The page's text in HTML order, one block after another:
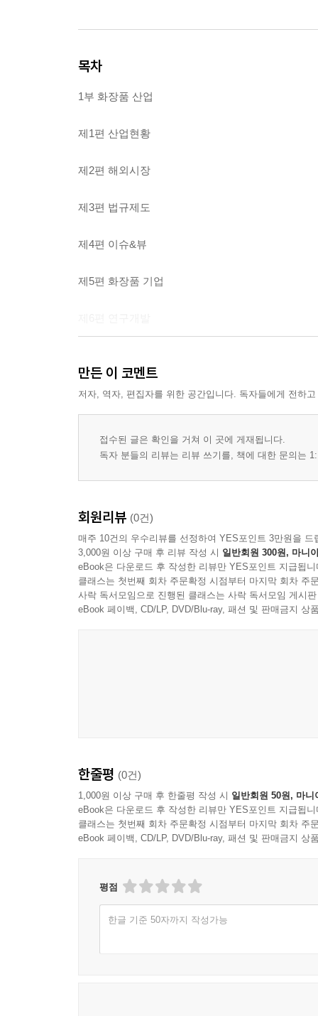
목차
1부 화장품 산업
제1편 산업현황
제2편 해외시장
제3편 법규제도
제4편 이슈&뷰
제5편 화장품 기업
제8편 산업지원
3부 주소록
만든 이 코멘트
저자, 역자, 편집자를 위한 공간입니다. 독자들에게 전하
접수된 글은 확인을 거쳐 이 곳에 게재됩니다.
독자 분들의 리뷰는 리뷰 쓰기를, 책에 대한 문의는
회원리뷰 (0건)
매주 10건의 우수리뷰를 선정하여 YES포인트 3만원을 드
3,000원 이상 구매 후 리뷰 작성 시 일반회원 300원, 마니
eBook은 다운로드 후 작성한 리뷰만 YES포인트 지급됩니
클래스는 첫번째 회차 주문확정 시점부터 마지막 회차 주
사락 독서모임으로 진행된 클래스는 사락 독서모임 게시
eBook 페이백, CD/LP, DVD/Blu-ray, 패션 및 판매금지 상
한줄평 (0건)
1,000원 이상 구매 후 한줄평 작성 시 일반회원 50원, 마니
eBook은 다운로드 후 작성한 리뷰만 YES포인트 지급됩니
클래스는 첫번째 회차 주문확정 시점부터 마지막 회차 주
eBook 페이백, CD/LP, DVD/Blu-ray, 패션 및 판매금지 상
평점
한글 기준 50자까지 작성가능